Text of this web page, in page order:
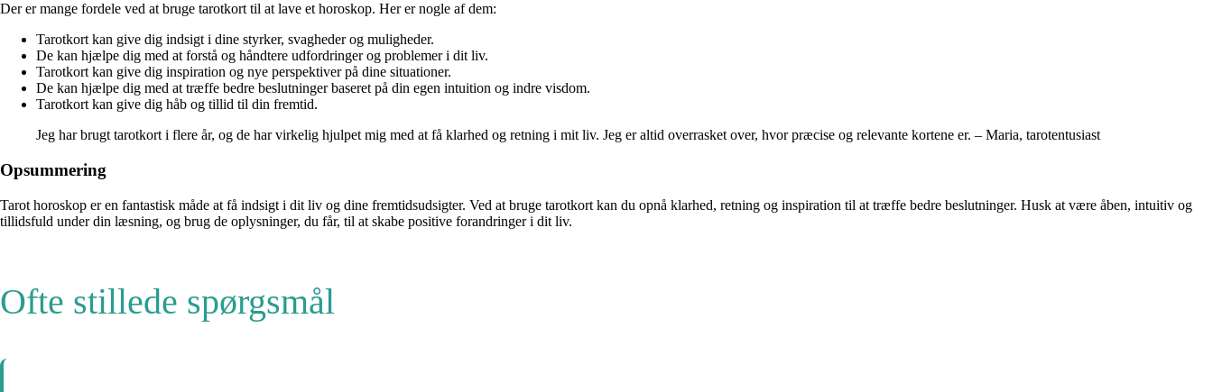
Der er mange fordele ved at bruge tarotkort til at lave et horoskop. Her er nogle af dem:
Tarotkort kan give dig indsigt i dine styrker, svagheder og muligheder.
De kan hjælpe dig med at forstå og håndtere udfordringer og problemer i dit liv.
Tarotkort kan give dig inspiration og nye perspektiver på dine situationer.
De kan hjælpe dig med at træffe bedre beslutninger baseret på din egen intuition og indre visdom.
Tarotkort kan give dig håb og tillid til din fremtid.
Jeg har brugt tarotkort i flere år, og de har virkelig hjulpet mig med at få klarhed og retning i mit liv. Jeg er altid overrasket over, hvor præcise og relevante kortene er. – Maria, tarotentusiast
Opsummering
Tarot horoskop er en fantastisk måde at få indsigt i dit liv og dine fremtidsudsigter. Ved at bruge tarotkort kan du opnå klarhed, retning og inspiration til at træffe bedre beslutninger. Husk at være åben, intuitiv og
tillidsfuld under din læsning, og brug de oplysninger, du får, til at skabe positive forandringer i dit liv.
Ofte stillede spørgsmål